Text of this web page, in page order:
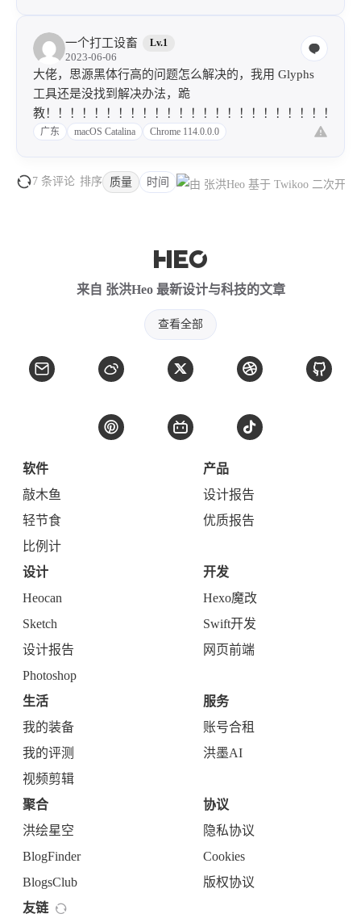
一个打工设畜 Lv.1
2023-06-06
大佬，思源黑体行高的问题怎么解决的，我用 Glyphs
工具还是没找到解决办法，跪
教！！！！！！！！！！！！！！！！！！！！！！！！！
广东 macOS Catalina Chrome 114.0.0.0
7 条评论 排序 质量 时间
来自 张洪Heo 最新设计与科技的文章
查看全部
软件
敲木鱼
轻节食
比例计
产品
设计报告
优质报告
设计
Heocan
Sketch
设计报告
Photoshop
开发
Hexo魔改
Swift开发
网页前端
生活
我的装备
我的评测
视频剪辑
服务
账号合租
洪墨AI
聚合
洪绘星空
BlogFinder
BlogsClub
协议
隐私协议
Cookies
版权协议
友链